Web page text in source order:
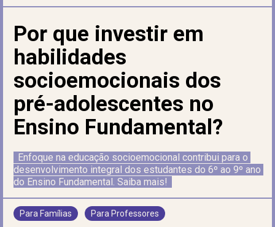
Por que investir em
habilidades
socioemocionais dos
pré-adolescentes no
Ensino Fundamental?
Enfoque na educação socioemocional contribui para o
desenvolvimento integral dos estudantes do 6º ao 9º ano
do Ensino Fundamental. Saiba mais!
Para Famílias Para Professores